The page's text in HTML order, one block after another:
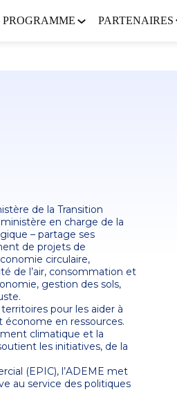
PROGRAMME PARTENAIRES
de la Transition
en charge de la
– partage ses
de projets de
circulaire,
de l’air, consommation et
gestion des sols,
pour les aider à
économe en ressources.
climatique et la
les initiatives, de la
(EPIC), l’ADEME met
au service des politiques